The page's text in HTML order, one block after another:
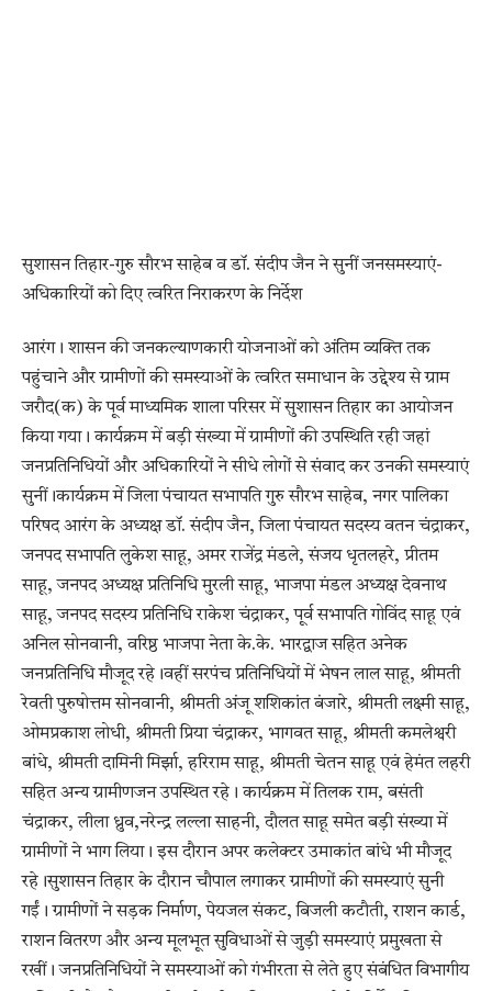
सुशासन तिहार-गुरु सौरभ साहेब व डॉ. संदीप जैन ने सुनीं जनसमस्याएं-
अधिकारियों को दिए त्वरित निराकरण के निर्देश
आरंग। शासन की जनकल्याणकारी योजनाओं को अंतिम व्यक्ति तक
पहुंचाने और ग्रामीणों की समस्याओं के त्वरित समाधान के उद्देश्य से ग्राम
जरौद(क) के पूर्व माध्यमिक शाला परिसर में सुशासन तिहार का आयोजन
किया गया। कार्यक्रम में बड़ी संख्या में ग्रामीणों की उपस्थिति रही जहां
जनप्रतिनिधियों और अधिकारियों ने सीधे लोगों से संवाद कर उनकी समस्याएं
सुनीं।कार्यक्रम में जिला पंचायत सभापति गुरु सौरभ साहेब, नगर पालिका
परिषद आरंग के अध्यक्ष डॉ. संदीप जैन, जिला पंचायत सदस्य वतन चंद्राकर,
जनपद सभापति लुकेश साहू, अमर राजेंद्र मंडले, संजय धृतलहरे, प्रीतम
साहू, जनपद अध्यक्ष प्रतिनिधि मुरली साहू, भाजपा मंडल अध्यक्ष देवनाथ
साहू, जनपद सदस्य प्रतिनिधि राकेश चंद्राकर, पूर्व सभापति गोविंद साहू एवं
अनिल सोनवानी, वरिष्ठ भाजपा नेता के.के. भारद्वाज सहित अनेक
जनप्रतिनिधि मौजूद रहे।वहीं सरपंच प्रतिनिधियों में भेषन लाल साहू, श्रीमती
रेवती पुरुषोत्तम सोनवानी, श्रीमती अंजू शशिकांत बंजारे, श्रीमती लक्ष्मी साहू,
ओमप्रकाश लोधी, श्रीमती प्रिया चंद्राकर, भागवत साहू, श्रीमती कमलेश्वरी
बांधे, श्रीमती दामिनी मिर्झा, हरिराम साहू, श्रीमती चेतन साहू एवं हेमंत लहरी
सहित अन्य ग्रामीणजन उपस्थित रहे। कार्यक्रम में तिलक राम, बसंती
चंद्राकर, लीला ध्रुव,नरेन्द्र लल्ला साहनी, दौलत साहू समेत बड़ी संख्या में
ग्रामीणों ने भाग लिया। इस दौरान अपर कलेक्टर उमाकांत बांधे भी मौजूद
रहे।सुशासन तिहार के दौरान चौपाल लगाकर ग्रामीणों की समस्याएं सुनी
गईं। ग्रामीणों ने सड़क निर्माण, पेयजल संकट, बिजली कटौती, राशन कार्ड,
राशन वितरण और अन्य मूलभूत सुविधाओं से जुड़ी समस्याएं प्रमुखता से
रखीं। जनप्रतिनिधियों ने समस्याओं को गंभीरता से लेते हुए संबंधित विभागीय